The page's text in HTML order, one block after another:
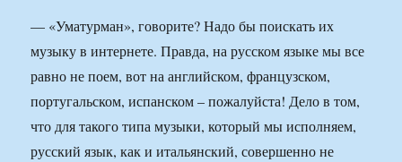
— «Уматурман», говорите? Надо бы поискать их
музыку в интернете. Правда, на русском языке мы все
равно не поем, вот на английском, французском,
португальском, испанском – пожалуйста! Дело в том,
что для такого типа музыки, который мы исполняем,
русский язык, как и итальянский, совершенно не